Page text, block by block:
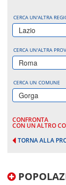
CERCA UN'ALTRA
Lazio
CERCA UN'ALTRA
Roma
CERCA UN COMUNE
Gorga
CONFRONTA
CON UN ALTRO
TORNA ALLA